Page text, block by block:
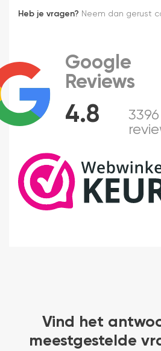
Heb je vragen? Neem dan gerust
4.8
Google
Reviews
3396
Vind het
meestgestelde